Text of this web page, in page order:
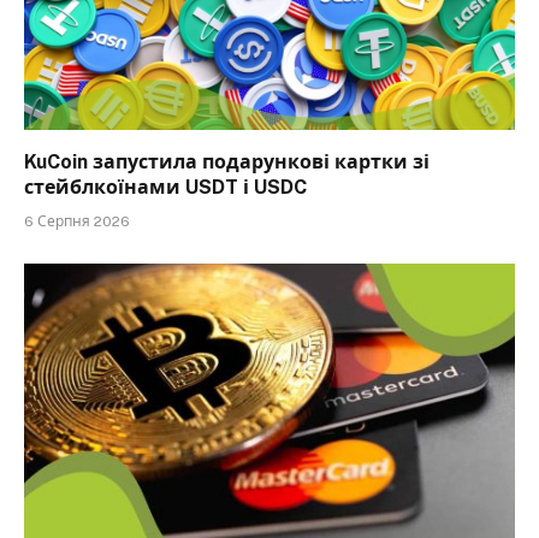
KuCoin запустила подарункові картки зі
стейблкоїнами USDT і USDC
6 Серпня 2026